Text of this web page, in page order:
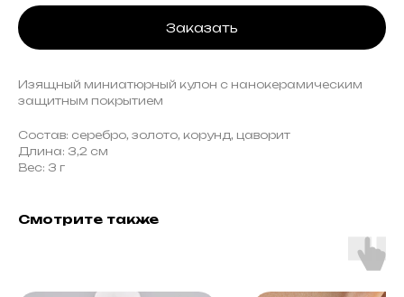
Заказать
Изящный миниатюрный кулон с нанокерамическим
защитным покрытием
Состав: серебро, золото, корунд, цаворит
Длина: 3,2 см
Вес: 3 г
Смотрите также